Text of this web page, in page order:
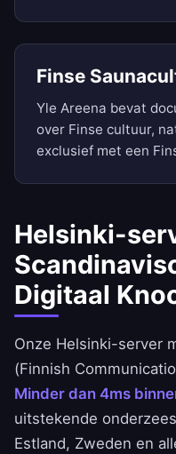
Finse
Yle Areena bevat
over Finse cultuur,
exclusief met een
Helsinki-
Digitaal
Onze Helsinki-server
(Finnish
Minder dan 4ms
uitstekende
Estland, Zweden en